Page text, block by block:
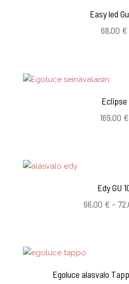
Easy led
68,00 €
Eclipse
169,00 €
Edy GU
66,00 € –
Egoluce alasvalo